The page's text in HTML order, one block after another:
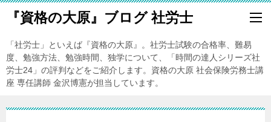
『資格の大原』ブログ 社労士
「社労士」といえば『資格の大原』。社労士試験の合格率、難易
度、勉強方法、勉強時間、独学について、「時間の達人シリーズ社
労士24」の評判などをご紹介します。資格の大原 社会保険労務士講
座 専任講師 金沢博憲が担当しています。